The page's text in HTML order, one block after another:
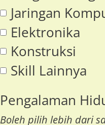
Jaringan
Elektronika
Konstruksi
Skill Lainnya
Pengalaman
Boleh pilih lebih dari